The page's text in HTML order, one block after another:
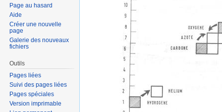
Page au hasard
Aide
Créer une nouvelle
page
Galerie des nouveaux
fichiers
Outils
Pages liées
Suivi des pages liées
Pages spéciales
Version imprimable